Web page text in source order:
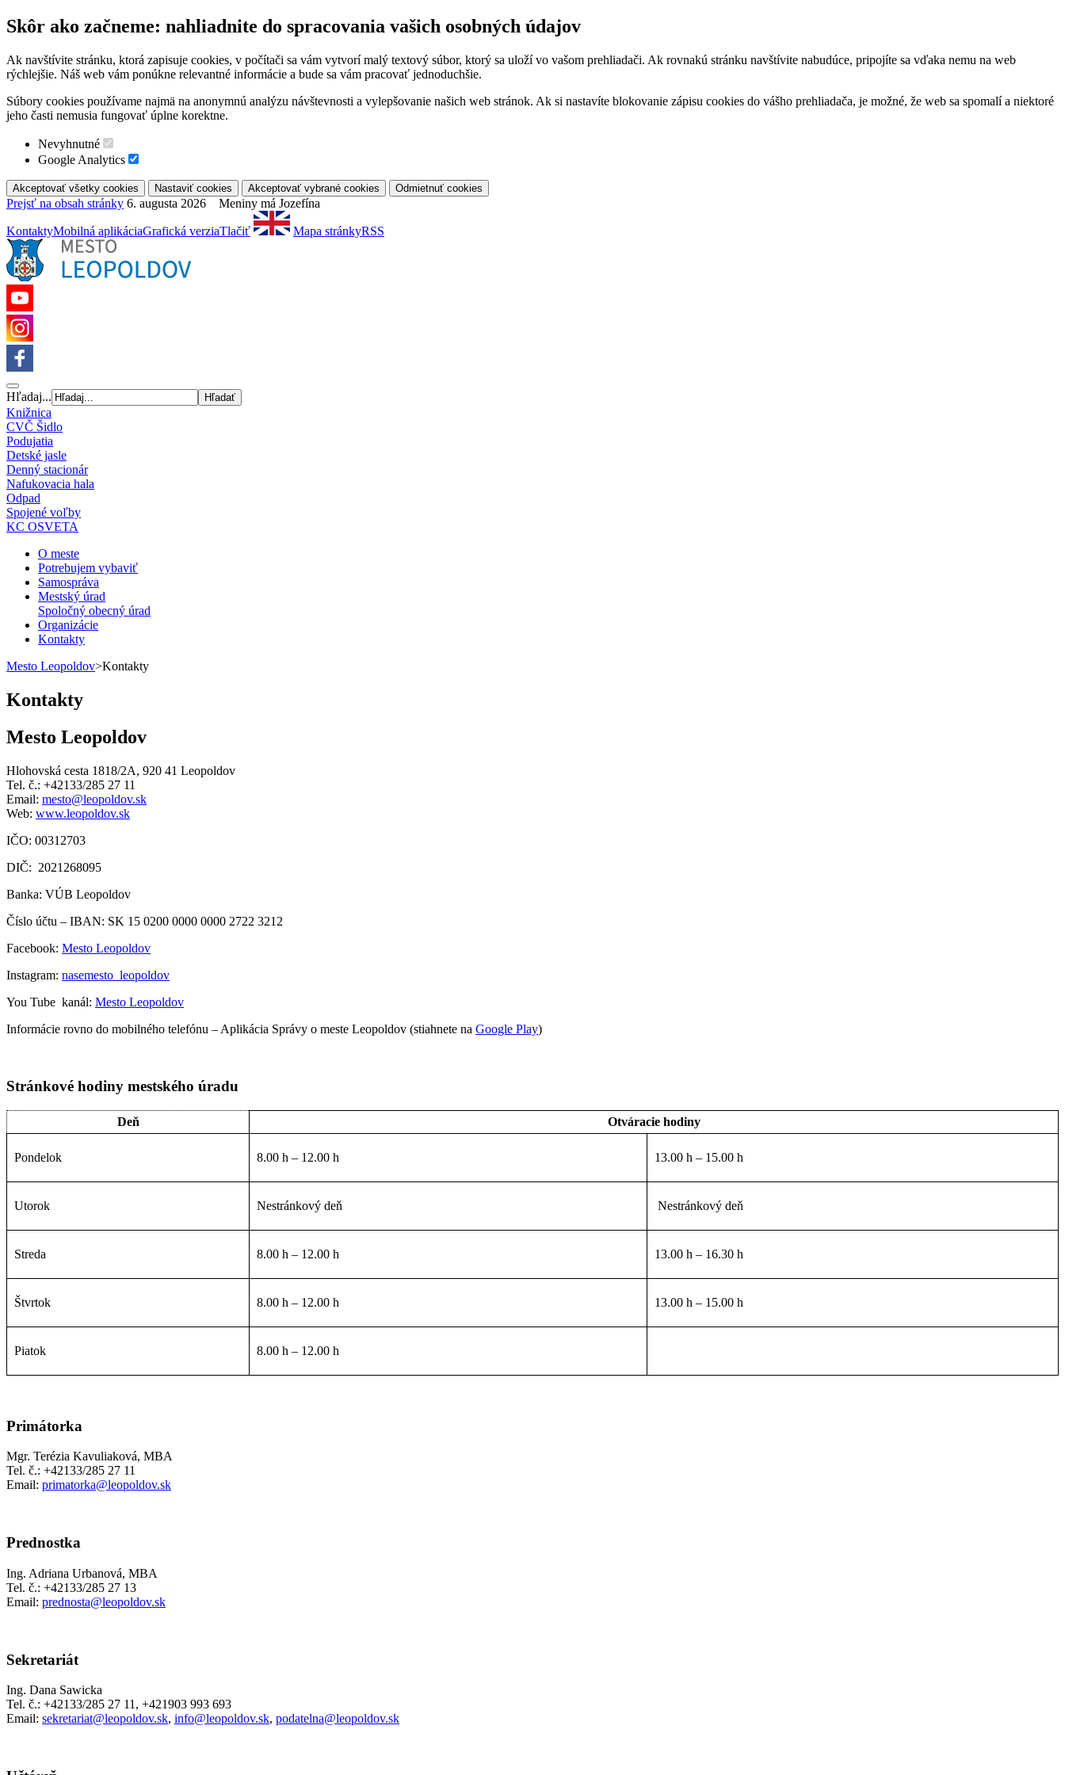
Skôr ako začneme: nahliadnite do spracovania vašich osobných údajov
Ak navštívite stránku, ktorá zapisuje cookies, v počítači sa vám vytvorí malý textový súbor, ktorý sa uloží vo vašom prehliadači. Ak rovnakú stránku navštívite nabudúce, pripojíte sa vďaka nemu na web
rýchlejšie. Náš web vám ponúkne relevantné informácie a bude sa vám pracovať jednoduchšie.
Súbory cookies používame najmä na anonymnú analýzu návštevnosti a vylepšovanie našich web stránok. Ak si nastavíte blokovanie zápisu cookies do vášho prehliadača, je možné, že web sa spomalí a niektoré
jeho časti nemusia fungovať úplne korektne.
Nevyhnutné
Google Analytics
Prejsť na obsah stránky 6. augusta 2026 Meniny má Jozefína
KontaktyMobilná aplikáciaGrafická verziaTlačiť Mapa stránkyRSS
Hľadaj...
Knižnica
CVČ Šidlo
Podujatia
Detské jasle
Denný stacionár
Nafukovacia hala
Odpad
Spojené voľby
KC OSVETA
O meste
Potrebujem vybaviť
Samospráva
Mestský úrad
Spoločný obecný úrad
Organizácie
Kontakty
Mesto Leopoldov>Kontakty
Kontakty
Mesto Leopoldov
Hlohovská cesta 1818/2A, 920 41 Leopoldov
Tel. č.: +42133/285 27 11
Email: mesto@leopoldov.sk
Web: www.leopoldov.sk
IČO: 00312703
DIČ: 2021268095
Banka: VÚB Leopoldov
Číslo účtu – IBAN: SK 15 0200 0000 0000 2722 3212
Facebook: Mesto Leopoldov
Instagram: nasemesto_leopoldov
You Tube kanál: Mesto Leopoldov
Informácie rovno do mobilného telefónu – Aplikácia Správy o meste Leopoldov (stiahnete na Google Play)
Stránkové hodiny mestského úradu
Deň Otváracie hodiny
Pondelok 8.00 h – 12.00 h 13.00 h – 15.00 h
Utorok Nestránkový deň Nestránkový deň
Streda 8.00 h – 12.00 h 13.00 h – 16.30 h
Štvrtok 8.00 h – 12.00 h 13.00 h – 15.00 h
Piatok 8.00 h – 12.00 h
Primátorka
Mgr. Terézia Kavuliaková, MBA
Tel. č.: +42133/285 27 11
Email: primatorka@leopoldov.sk
Prednostka
Ing. Adriana Urbanová, MBA
Tel. č.: +42133/285 27 13
Email: prednosta@leopoldov.sk
Sekretariát
Ing. Dana Sawicka
Tel. č.: +42133/285 27 11, +421903 993 693
Email: sekretariat@leopoldov.sk, info@leopoldov.sk, podatelna@leopoldov.sk